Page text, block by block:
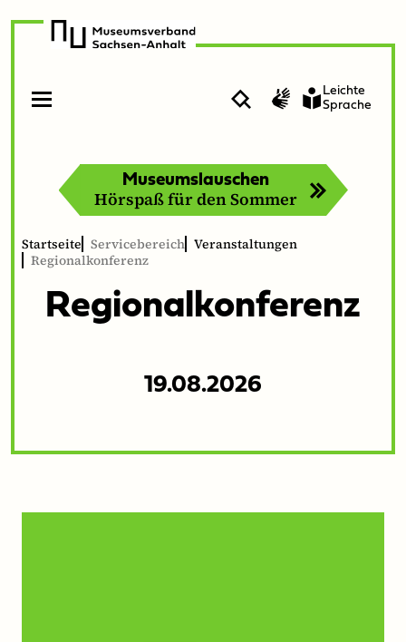
Navigation
Inhalt
Suche Gebärdensprache
Leichte
Sprache
Museumslauschen
Hörspaß für den Sommer
Startseite Servicebereich Veranstaltungen
Regionalkonferenz
Region­alkon­ferenz
19.08.2026